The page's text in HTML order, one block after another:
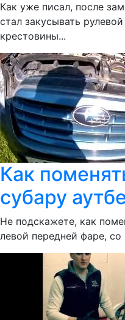
Как уже писал, после
стал закусывать
крестовины...
Как
субару
Не подскажете, как
левой передней фаре, со